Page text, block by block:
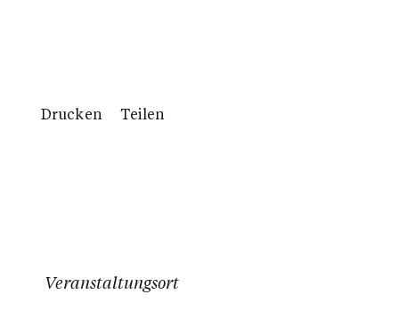
Drucken Teilen
Veranstaltungsort